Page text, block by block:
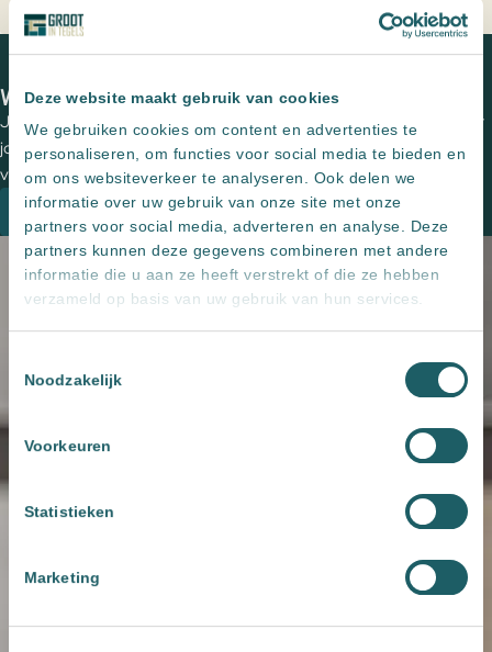
Deze website maakt gebruik van cookies
We gebruiken cookies om content en advertenties te
personaliseren, om functies voor social media te bieden en
om ons websiteverkeer te analyseren. Ook delen we
informatie over uw gebruik van onze site met onze
partners voor social media, adverteren en analyse. Deze
partners kunnen deze gegevens combineren met andere
informatie die u aan ze heeft verstrekt of die ze hebben
verzameld op basis van uw gebruik van hun services.
Noodzakelijk
Voorkeuren
Statistieken
Marketing
We zien je graag in een van onze showrooms
Jouw wensen op papier zetten en de perfecte tegels uitzoeken voor
jouw (buiten)ruimte? Plan een vrijblijvende kennismaking met een
van onze adviseurs om de mogelijkheden te bespreken.
Plan een kennismaking